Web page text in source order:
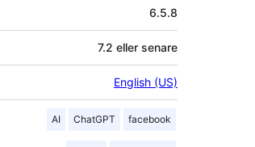
6.5.8
7.2 eller senare
English (US)
AI ChatGPT facebook